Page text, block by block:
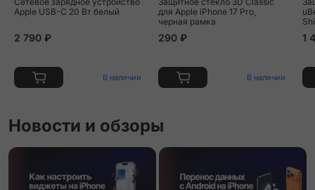
Apple USB-C 20 Вт белый
2 790 ₽
В наличии
для Apple iPhone 17 Pro,
черная рамка
290 ₽
В наличии
1
Новости и обзоры